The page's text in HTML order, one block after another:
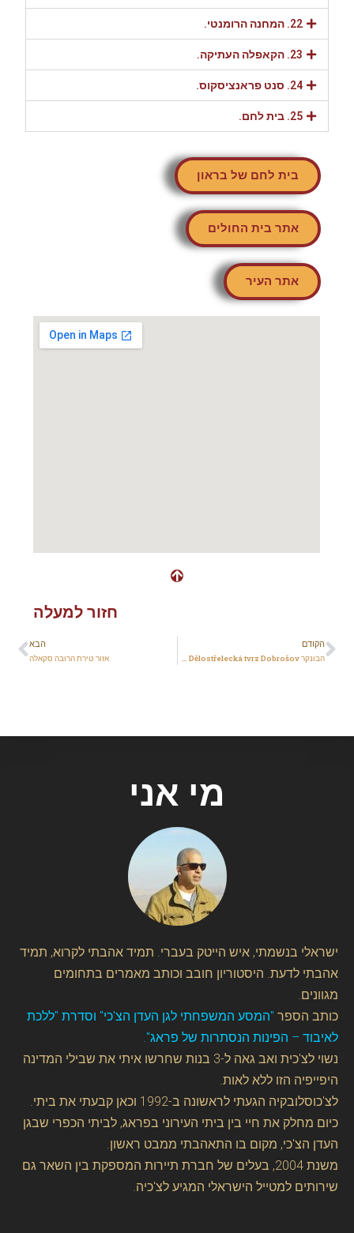
22. המחנה הרומנטי.
23. הקאפלה העתיקה.
24. סנט פראנציסקוס.
25. בית לחם.
בית לחם של בראון
אתר בית החולים
אתר העיר
חזור למעלה
הקודם הבא
אזור טירת הרובה סקאלה
מי אני
ישראלי בנשמתי, איש הייטק בעברי. תמיד אהבתי לקרוא, תמיד
אהבתי לדעת. היסטוריון חובב וכותב מאמרים בתחומים
מגוונים.
כותב הספר "המסע המשפחתי לגן העדן הצ'כי" וסדרת "ללכת
לאיבוד – הפינות הנסתרות של פראג".
נשוי לצ'כית ואב גאה ל-3 בנות שחרשו איתי את שבילי המדינה
היפייפיה הזו ללא לאות.
לצ'כוסלובקיה הגעתי לראשונה ב-1992 וכאן קבעתי את ביתי.
כיום מחלק את חיי בין ביתי העירוני בפראג, לביתי הכפרי שבגן
העדן הצ'כי, מקום בו התאהבתי ממבט ראשון.
משנת 2004, בעלים של חברת תיירות המספקת בין השאר גם
שירותים למטייל הישראלי המגיע לצ'כיה.